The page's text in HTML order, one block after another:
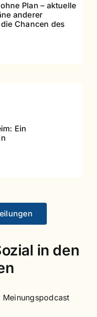
Plan – aktuelle
anderer
Chancen des
Ein
in den
Meinungspodcast